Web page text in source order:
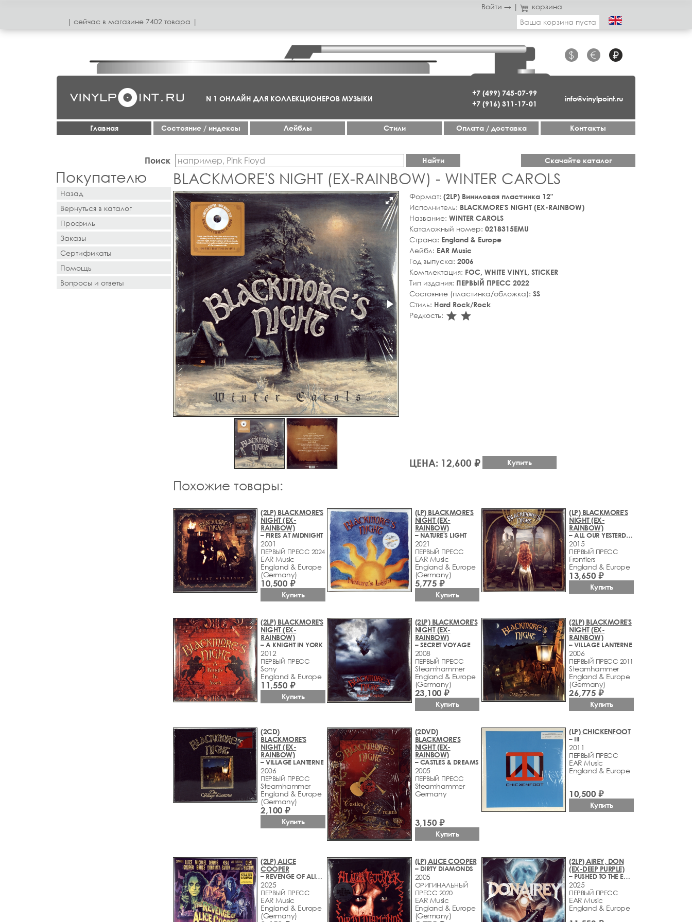
Войти → |
корзина
| сeйчас в магазинe 7402 товара |
Ваша корзина пуста
+7 (499) 745-07-99
+7 (916) 311-17-01
$ € ₽
info@vinylpoint.ru
N 1 ОНЛАЙН ДЛЯ КОЛЛЕКЦИОНЕРОВ МУЗЫКИ
Главная Cостояние / индексы Лейблы Стили Оплата / доставка Контакты
Поиск Найти Скачайте каталог
Покупателю
Назад
Вернуться в каталог
Профиль
Заказы
Сертификаты
Помощь
Вопросы и ответы
BLACKMORE'S NIGHT (EX-RAINBOW) - WINTER CAROLS
Формат: (2LP) Виниловая пластинка 12"
Исполнитель: BLACKMORE'S NIGHT (EX-RAINBOW)
Название: WINTER CAROLS
Каталожный номер: 0218315EMU
Страна: England & Europe
Лейбл: EAR Music
Год выпуска: 2006
Комплектация: FOC, WHITE VINYL, STICKER
Тип издания: ПЕРВЫЙ ПРЕСС 2022
Состояние (пластинка/обложка): SS
Стиль: Hard Rock/Rock
Редкость: star_rate
star_rate
ЦЕНА: 12,600 ₽ Купить
Похожие товары:
(2LP) BLACKMORE'S
NIGHT (EX-
RAINBOW)
– FIRES AT MIDNIGHT
2001
ПЕРВЫЙ ПРЕСС 2024
EAR Music
England & Europe
(Germany)
10,500 ₽
Купить
(LP) BLACKMORE'S
NIGHT (EX-
RAINBOW)
– NATURE'S LIGHT
2021
ПЕРВЫЙ ПРЕСС
EAR Music
England & Europe
(Germany)
5,775 ₽
Купить
(LP) BLACKMORE'S
NIGHT (EX-
RAINBOW)
– ALL OUR YESTERDAYS
2015
ПЕРВЫЙ ПРЕСС
Frontiers
England & Europe
13,650 ₽
Купить
(2LP) BLACKMORE'S
NIGHT (EX-
RAINBOW)
– A KNIGHT IN YORK
2012
ПЕРВЫЙ ПРЕСС
Sony
England & Europe
11,550 ₽
Купить
(2LP) BLACKMORE'S
NIGHT (EX-
RAINBOW)
– SECRET VOYAGE
2008
ПЕРВЫЙ ПРЕСС
Steamhammer
England & Europe
(Germany)
23,100 ₽
Купить
(2LP) BLACKMORE'S
NIGHT (EX-
RAINBOW)
– VILLAGE LANTERNE
2006
ПЕРВЫЙ ПРЕСС 2011
Steamhammer
England & Europe
(Germany)
26,775 ₽
Купить
(2CD)
BLACKMORE'S
NIGHT (EX-
RAINBOW)
– VILLAGE LANTERNE
2006
ПЕРВЫЙ ПРЕСС
Steamhammer
England & Europe
(Germany)
2,100 ₽
Купить
(2DVD)
BLACKMORE'S
NIGHT (EX-
RAINBOW)
– CASTLES & DREAMS
2005
ПЕРВЫЙ ПРЕСС
Steamhammer
Germany
3,150 ₽
Купить
(LP) CHICKENFOOT
– III
2011
ПЕРВЫЙ ПРЕСС
EAR Music
England & Europe
10,500 ₽
Купить
(2LP) ALICE
COOPER
– REVENGE OF ALICE COOPER
2025
ПЕРВЫЙ ПРЕСС
EAR Music
England & Europe
(Germany)
(LP) ALICE COOPER
– DIRTY DIAMONDS
2005
ОРИГИНАЛЬНЫЙ
ПРЕСС 2020
EAR Music
England & Europe
(Germany)
(2LP) AIREY, DON
(EX-DEEP PURPLE)
– PUSHED TO THE EDGE
2025
ПЕРВЫЙ ПРЕСС
EAR Music
England & Europe